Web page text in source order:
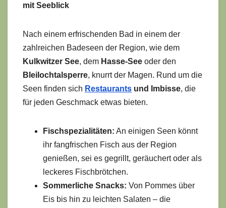
mit Seeblick
Nach einem erfrischenden Bad in einem der
zahlreichen Badeseen der Region, wie dem
Kulkwitzer See, dem Hasse-See oder den
Bleilochtalsperre, knurrt der Magen. Rund um die
Seen finden sich Restaurants und Imbisse, die
für jeden Geschmack etwas bieten.
Fischspezialitäten: An einigen Seen könnt
ihr fangfrischen Fisch aus der Region
genießen, sei es gegrillt, geräuchert oder als
leckeres Fischbrötchen.
Sommerliche Snacks: Von Pommes über
Eis bis hin zu leichten Salaten – die